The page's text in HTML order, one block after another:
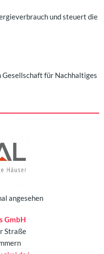
und steuert die
Gesellschaft für Nachhaltiges
angesehen
GmbH
Straße